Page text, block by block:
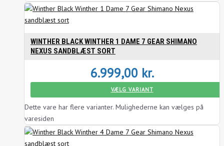
WINTHER BLACK WINTHER 1 DAME 7 GEAR SHIMANO
NEXUS SANDBLÆST SORT
6.999,00 kr.
VÆLG VARIANT
Dette vare har flere varianter. Mulighederne kan vælges på
varesiden